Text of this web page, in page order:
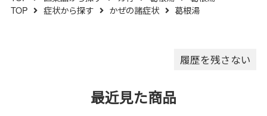
色または色むらを生じることが
TOP
症状から探す かぜの諸症状 葛根湯
履歴を残さない
最近見た商品